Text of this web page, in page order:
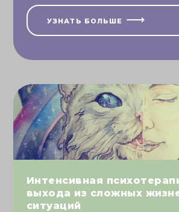
УЗНАТЬ БОЛЬШЕ
Интенсивная
выхода из сложных
ситуаций